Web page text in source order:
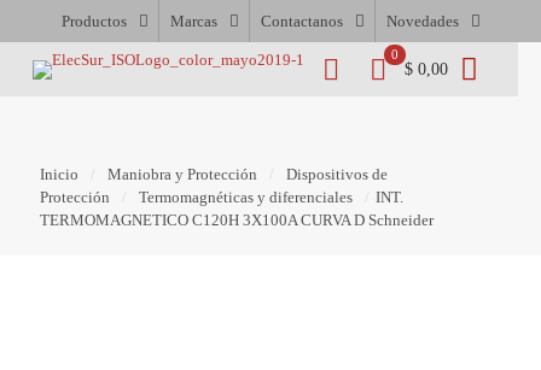
Productos Marcas Contactanos Novedades
0
$ 0,00
Inicio Maniobra y Protección
Dispositivos de
Protección
Termomagnéticas y diferenciales
INT.
TERMOMAGNETICO C120H 3X100A CURVA D Schneider